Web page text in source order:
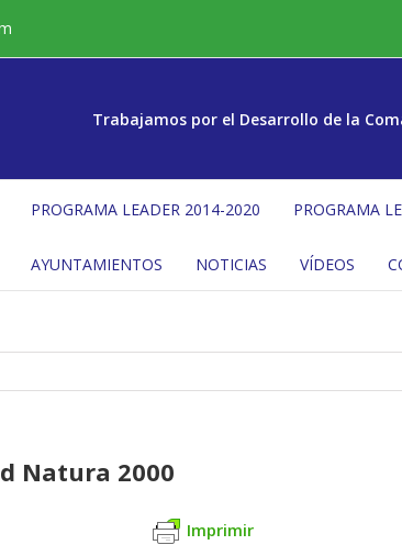
Trabajamos por el Desarrollo de la
PROGRAMA LEADER 2014-2020 PROGRAMA
AYUNTAMIENTOS NOTICIAS VÍDEOS
Natura 2000
Imprimir